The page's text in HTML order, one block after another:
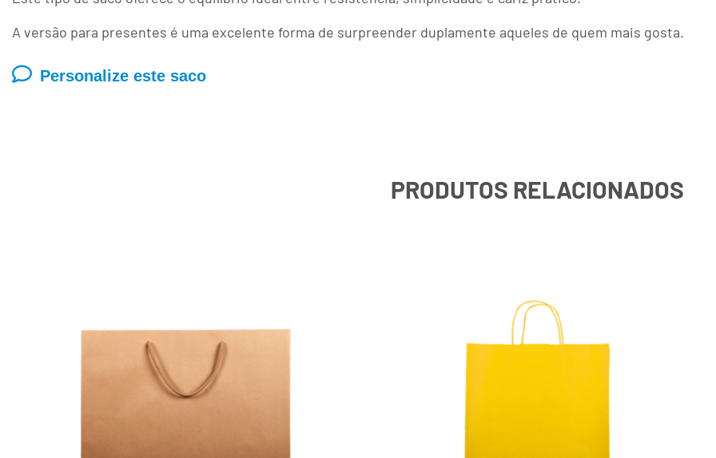
A versão para presentes é uma excelente forma de surpreender duplamente aqueles de quem mais gosta.
Personalize este saco
PRODUTOS RELACIONADOS